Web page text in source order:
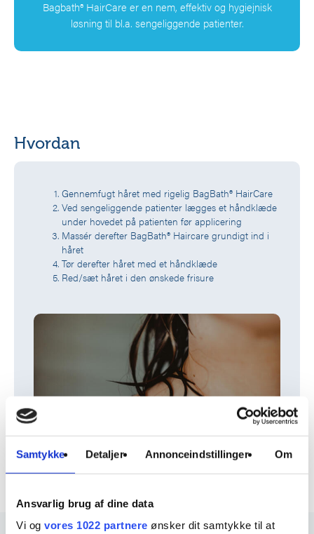
Samtykke Detaljer Annonceindstillinger Om
Ansvarlig brug af dine data
Vi og vores 1022 partnere ønsker dit samtykke til at
Bagbath® HairCare er en nem, effektiv og hygiejnisk
løsning til bl.a. sengeliggende patienter.
Hvordan
Gennemfugt håret med rigelig BagBath® HairCare
Ved sengeliggende patienter lægges et håndklæde
under hovedet på patienten før applicering
Massér derefter BagBath® Haircare grundigt ind i
håret
Tør derefter håret med et håndklæde
Red/sæt håret i den ønskede frisure